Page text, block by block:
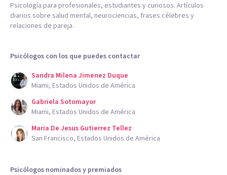
Psicología para profesionales, estudiantes y curiosos. Artículos
diarios sobre salud mental, neurociencias, frases célebres y
relaciones de pareja.
Psicólogos con los que puedes contactar
Sandra Milena Jimenez Duque
Miami, Estados Unidos de América
Gabriela Sotomayor
Miami, Estados Unidos de América
Maria De Jesus Gutierrez Tellez
San Francisco, Estados Unidos de América
Psicólogos nominados y premiados